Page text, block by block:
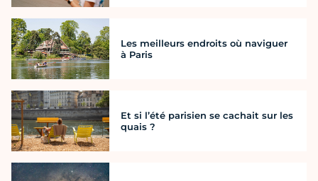
Les meilleurs endroits où naviguer
à Paris
Et si l’été parisien se cachait sur les
quais ?